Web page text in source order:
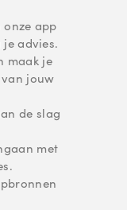
app
advies.
maak je
jouw
de slag
met